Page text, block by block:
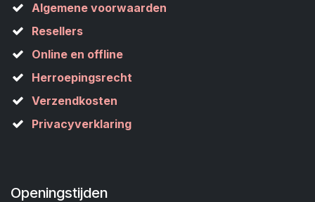
Algemene voorwaarden
Resellers
Online en offline
Herroepingsrecht
Verzendkosten
Privacyverklaring
Openingstijden